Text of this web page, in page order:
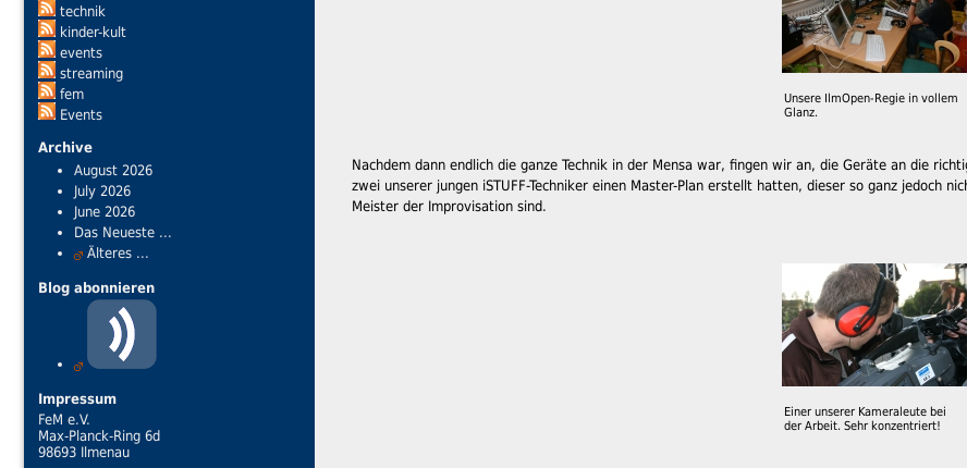
technik
kinder-kult
events
streaming
fem
Events
Archive
August 2026
July 2026
June 2026
Das Neueste ...
Älteres ...
Blog abonnieren
Impressum
FeM e.V.
Max-Planck-Ring 6d
98693 Ilmenau
Unsere IlmOpen-Regie in vollem
Glanz.
Nachdem dann endlich die ganze Technik in der Mensa war, fingen wir an, die Geräte an die
zwei unserer jungen iSTUFF-Techniker einen Master-Plan erstellt hatten, dieser so ganz jedoch
Meister der Improvisation sind.
Einer unserer Kameraleute bei
der Arbeit. Sehr konzentriert!